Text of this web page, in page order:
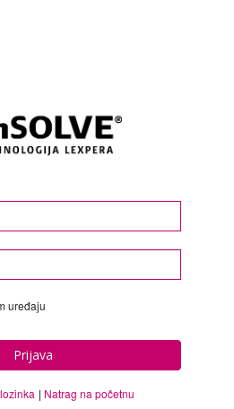
uređaju
Prijava
Natrag na početnu